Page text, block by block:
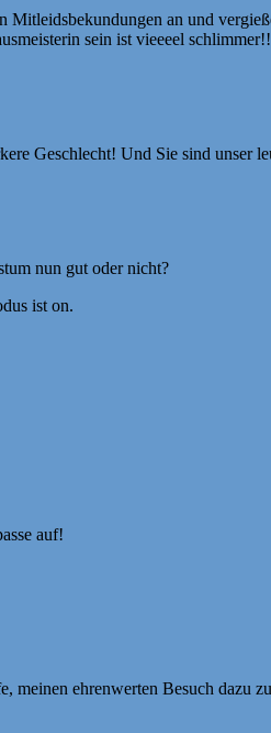
Mitleidsbekundungen an und
sein ist vieeeel schlimmer!!
Geschlecht! Und Sie sind unser
nun gut oder nicht?
ist on.
auf!
meinen ehrenwerten Besuch dazu